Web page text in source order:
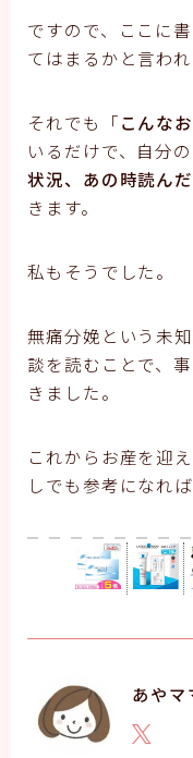
ですので、ここに
てはまるかと言わ
それでも「こんな
いるだけで、自分
状況、あの時読ん
きます。
私もそうでした。
無痛分娩という未
談を読むことで、
きました。
これからお産を迎
しでも参考になれば
あやマ